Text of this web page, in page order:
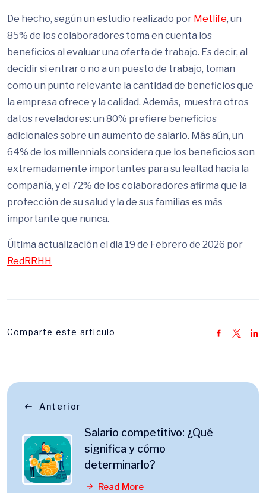
De hecho, según un estudio realizado por Metlife, un
85% de los colaboradores toma en cuenta los
beneficios al evaluar una oferta de trabajo. Es decir, al
decidir si entrar o no a un puesto de trabajo, toman
como un punto relevante la cantidad de beneficios que
la empresa ofrece y la calidad. Además, muestra otros
datos reveladores: un 80% prefiere beneficios
adicionales sobre un aumento de salario​​. Más aún, un
64% de los millennials considera que los beneficios son
extremadamente importantes para su lealtad hacia la
compañía, y el 72% de los colaboradores afirma que la
protección de su salud y la de sus familias es más
importante que nunca.
Última actualización el dia 19 de Febrero de 2026 por
RedRRHH
Comparte este articulo
Anterior
Salario competitivo: ¿Qué
significa y cómo
determinarlo?
Read More